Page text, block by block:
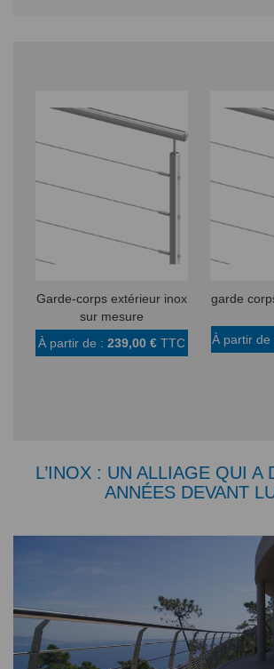
Garde-corps extérieur inox
sur mesure
À partir de : 239,00 € TTC
garde
À partir
L’INOX : UN ALLIAGE QUI A
ANNÉES DEVANT